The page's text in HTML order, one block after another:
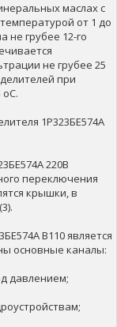
маслах с
от 1 до
не грубее 12-го
не грубее 25
при
1Р323БЕ574А
220В
переключения
крышки, в
В110 является
основные каналы:
давлением;